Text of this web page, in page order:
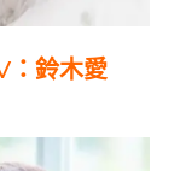
：鈴木愛